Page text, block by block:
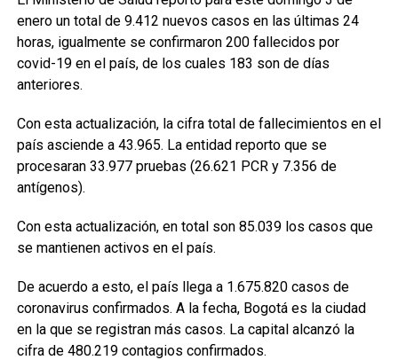
enero un total de 9.412 nuevos casos en las últimas 24
horas, igualmente se confirmaron 200 fallecidos por
covid-19 en el país, de los cuales 183 son de días
anteriores.
Con esta actualización, la cifra total de fallecimientos en el
país asciende a 43.965. La entidad reporto que se
procesaran 33.977 pruebas (26.621 PCR y 7.356 de
antígenos).
Con esta actualización, en total son 85.039 los casos que
se mantienen activos en el país.
De acuerdo a esto, el país llega a 1.675.820 casos de
coronavirus confirmados. A la fecha, Bogotá es la ciudad
en la que se registran más casos. La capital alcanzó la
cifra de 480.219 contagios confirmados.